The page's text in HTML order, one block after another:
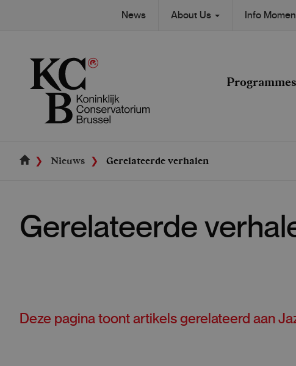
Secondary
News About Us Info
navigation
Programmes
Nieuws Gerelateerde verhalen
Gerelateerde
Deze pagina toont artikels gerelateerd aan